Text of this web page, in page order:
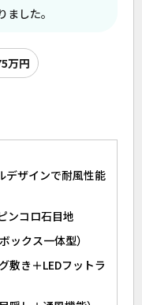
した。
万円
デザインで耐風性能
ンコロ石目地
ックス一体型）
敷き＋LEDフットラ